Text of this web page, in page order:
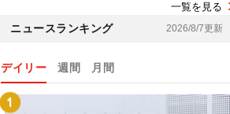
一覧を見る
ニュースランキング 2026/8/7更新
デイリー 週間 月間